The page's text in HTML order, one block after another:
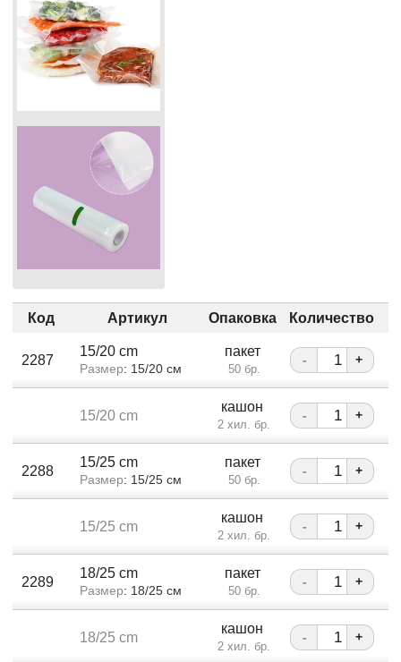
Код Артикул Опаковка Количество
2287
15/20 cm
Размер: 15/20 см
пакет
50 бр.
- +
15/20 cm
кашон
2 хил. бр.
- +
2288
15/25 cm
Размер: 15/25 см
пакет
50 бр.
- +
15/25 cm
кашон
2 хил. бр.
- +
2289
18/25 cm
Размер: 18/25 см
пакет
50 бр.
- +
18/25 cm
кашон
2 хил. бр.
- +